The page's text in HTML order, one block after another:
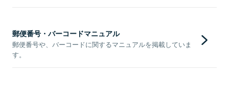
郵便番号・バーコードマニュアル
郵便番号や、バーコードに関するマニュアルを掲載していま
す。